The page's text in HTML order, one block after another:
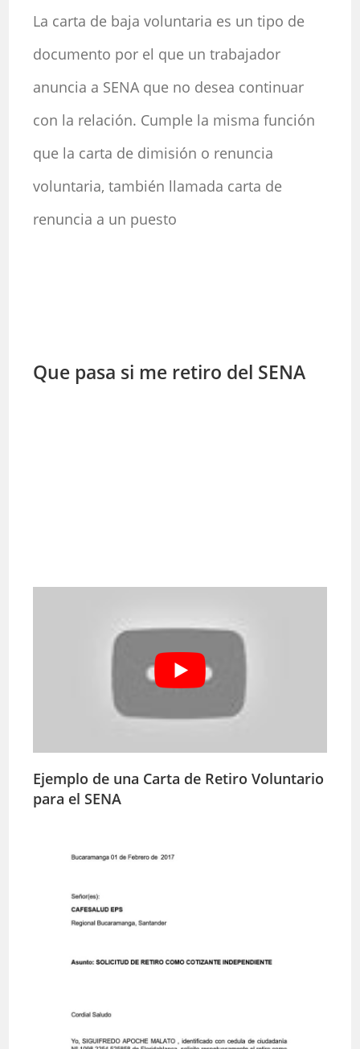
La carta de baja voluntaria es un tipo de
documento por el que un trabajador
anuncia a SENA que no desea continuar
con la relación. Cumple la misma función
que la carta de dimisión o renuncia
voluntaria, también llamada carta de
renuncia a un puesto
Que pasa si me retiro del SENA
Ejemplo de una Carta de Retiro Voluntario
para el SENA